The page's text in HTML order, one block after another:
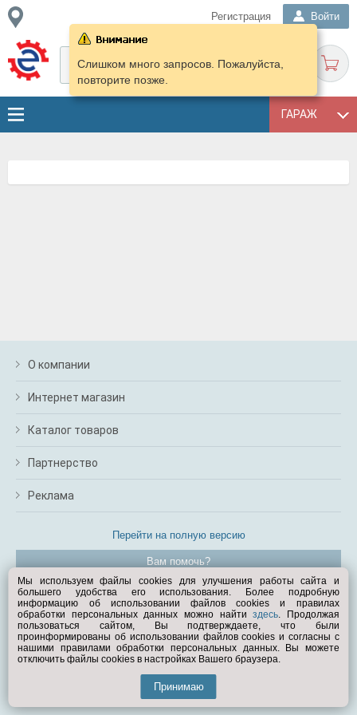
Регистрация Войти
ГАРАЖ
Слишком много запросов. Пожалуйста,
повторите позже.
О компании
Интернет магазин
Каталог товаров
Партнерство
Реклама
Перейти на полную версию
Вам помочь?
© Exist.ru 1998—2026
Мы используем файлы cookies для улучшения работы сайта и
большего удобства его использования. Более подробную
информацию об использовании файлов cookies и правилах
обработки персональных данных можно найтиздесь. Продолжая
пользоваться сайтом, Вы подтверждаете, что были
проинформированы об использовании файлов cookies и согласны с
нашими правилами обработки персональных данных. Вы можете
отключить файлы cookies в настройках Вашего браузера.
Принимаю